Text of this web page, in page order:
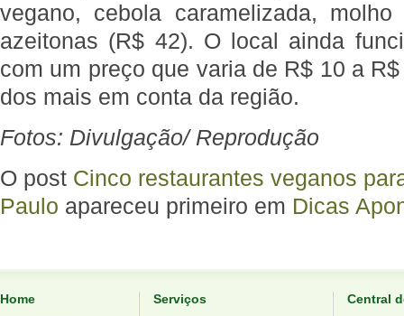
vegano, cebola caramelizada,
azeitonas (R$ 42). O local ainda
com um preço que varia de R$ 10 a
dos mais em conta da região.
Fotos: Divulgação/ Reprodução
O post Cinco restaurantes veganos
Paulo apareceu primeiro em Dicas
Home Serviços Central